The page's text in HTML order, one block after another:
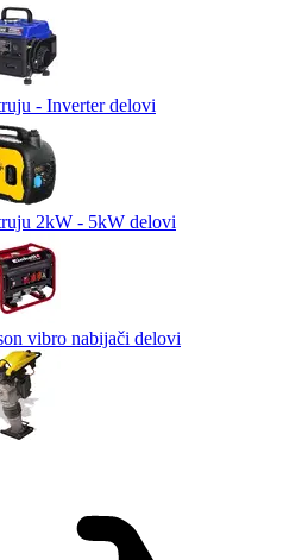
- Inverter delovi
2kW - 5kW delovi
vibro nabijači delovi